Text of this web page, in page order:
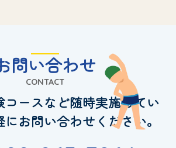
問い合わせ
CONTACT
コースなど随時実施してい
お問い合わせください。